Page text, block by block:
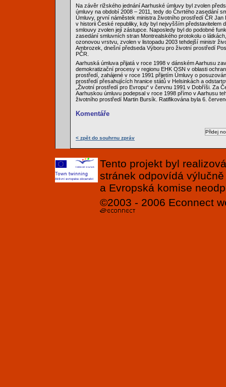
Na závěr rižského jednání Aarhuské úmluvy byl zvolen
úmluvy na období 2008 – 2011, tedy do Čtvrtého zasedání
Úmluvy, první náměstek ministra životního prostředí ČR Jan
v historii České republiky, kdy byl nejvyšším představitelem
smlouvy zvolen její zástupce. Naposledy byl do podobné
zasedání smluvních stran Montrealského protokolu o
ozonovou vrstvu, zvolen v listopadu 2003 tehdejší ministr
Ambrozek, dnešní předseda Výboru pro životní prostředí
PČR.
Aarhuská úmluva přijatá v roce 1998 v dánském Aarhusu
demokratizační procesy v regionu EHK OSN v oblasti
prostředí, zahájené v roce 1991 přijetím Úmluvy o
prostředí přesahujících hranice států v Helsinkách a
„Životní prostředí pro Evropu“ v červnu 1991 v Dobříši. Za
Aarhuskou úmluvu podepsal v roce 1998 přímo v Aarhusu
životního prostředí Martin Bursík. Ratifikována byla 6.
Komentáře
< zpět do souhrnu zpráv
Tento projekt byl
stránek odpovídá
a Evropská komise
©2003 - 2006 Econnect